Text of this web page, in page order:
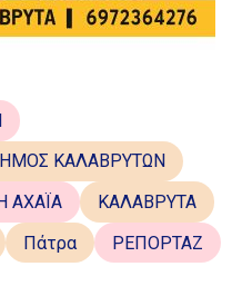
ΚΑΛΑΒΡΥΤΩΝ
ΑΧΑΪΑ
ΚΑΛΑΒΡΥΤΑ
Πάτρα
ΡΕΠΟΡΤΑΖ